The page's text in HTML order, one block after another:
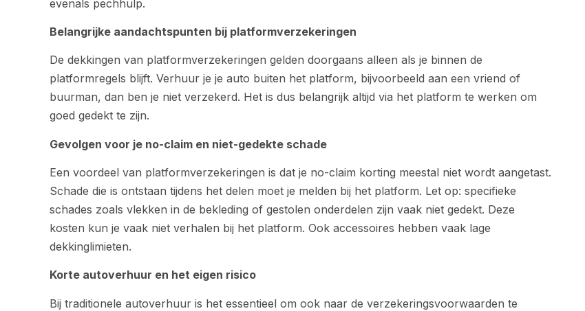
evenals pechhulp.
Belangrijke aandachtspunten bij platformverzekeringen
De dekkingen van platformverzekeringen gelden doorgaans alleen als je binnen de
platformregels blijft. Verhuur je je auto buiten het platform, bijvoorbeeld aan een vriend of
buurman, dan ben je niet verzekerd. Het is dus belangrijk altijd via het platform te werken om
goed gedekt te zijn.
Gevolgen voor je no-claim en niet-gedekte schade
Een voordeel van platformverzekeringen is dat je no-claim korting meestal niet wordt aangetast.
Schade die is ontstaan tijdens het delen moet je melden bij het platform. Let op: specifieke
schades zoals vlekken in de bekleding of gestolen onderdelen zijn vaak niet gedekt. Deze
kosten kun je vaak niet verhalen bij het platform. Ook accessoires hebben vaak lage
dekkinglimieten.
Korte autoverhuur en het eigen risico
Bij traditionele autoverhuur is het essentieel om ook naar de verzekeringsvoorwaarden te